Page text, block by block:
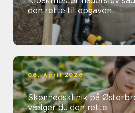
den rette til opgaven
06. April 2026
Skønhedsklinik på
vælger du den rette